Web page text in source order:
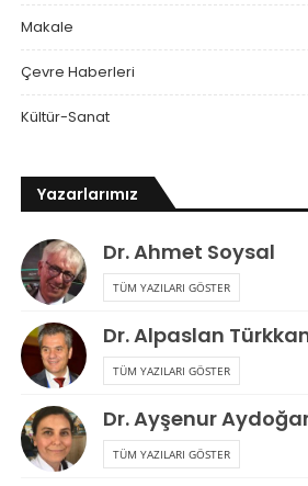
Makale
Çevre Haberleri
Kültür-Sanat
Yazarlarımız
Dr. Ahmet Soysal
TÜM YAZILARI GÖSTER
Dr. Alpaslan
TÜM YAZILARI GÖSTER
Dr. Ayşenur
TÜM YAZILARI GÖSTER